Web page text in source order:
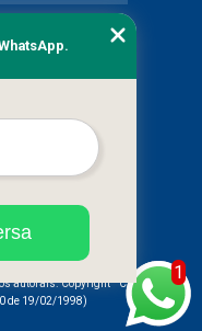
autorais. Copyright COMERCIAL
de 19/02/1998)
1